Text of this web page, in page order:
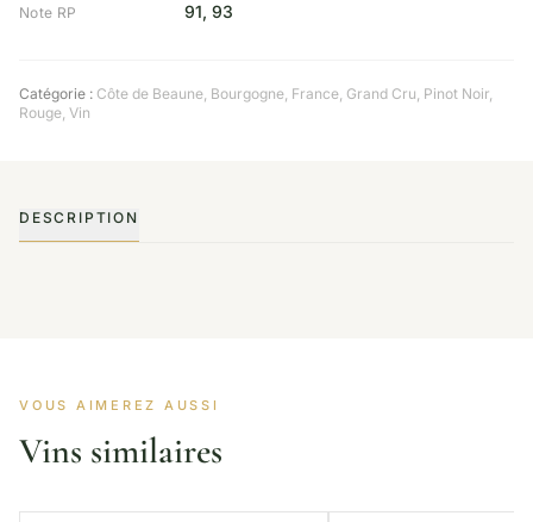
Note RP 91, 93
Catégorie : Côte de Beaune, Bourgogne, France, Grand Cru, Pinot Noir,
Rouge, Vin
DESCRIPTION
VOUS AIMEREZ AUSSI
Vins similaires